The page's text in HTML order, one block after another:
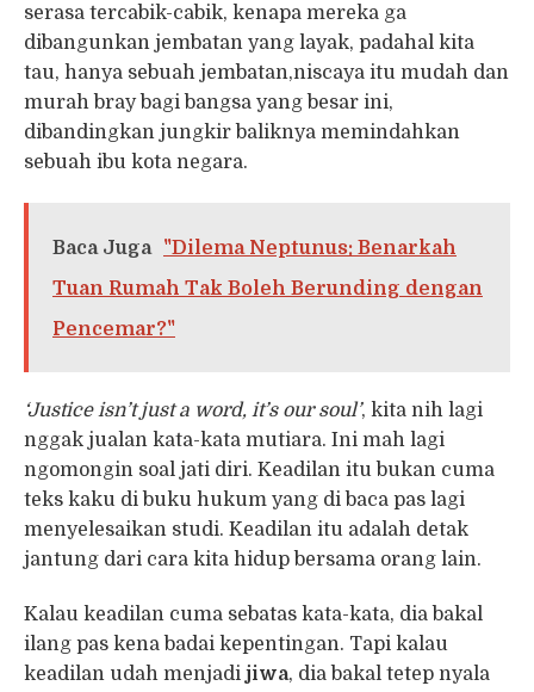
serasa tercabik-cabik, kenapa mereka ga
dibangunkan jembatan yang layak, padahal kita
tau, hanya sebuah jembatan,niscaya itu mudah dan
murah bray bagi bangsa yang besar ini,
dibandingkan jungkir baliknya memindahkan
sebuah ibu kota negara.
Baca Juga
"Dilema Neptunus: Benarkah
Tuan Rumah Tak Boleh Berunding dengan
Pencemar?"
‘Justice isn’t just a word, it’s our soul’, kita nih lagi
nggak jualan kata-kata mutiara. Ini mah lagi
ngomongin soal jati diri. Keadilan itu bukan cuma
teks kaku di buku hukum yang di baca pas lagi
menyelesaikan studi. Keadilan itu adalah detak
jantung dari cara kita hidup bersama orang lain.
Kalau keadilan cuma sebatas kata-kata, dia bakal
ilang pas kena badai kepentingan. Tapi kalau
keadilan udah menjadi jiwa, dia bakal tetep nyala